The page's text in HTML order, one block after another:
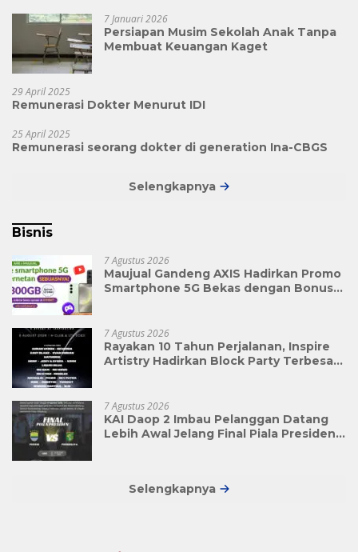
7 Januari 2026
Persiapan Musim Sekolah Anak Tanpa
Membuat Keuangan Kaget
29 April 2025
Remunerasi Dokter Menurut IDI
25 April 2025
Remunerasi seorang dokter di generation Ina-CBGS
Selengkapnya
Bisnis
7 Agustus 2026
Maujual Gandeng AXIS Hadirkan Promo
Smartphone 5G Bekas dengan Bonus
7 Agustus 2026
Rayakan 10 Tahun Perjalanan, Inspire
Artistry Hadirkan Block Party Terbesar
7 Agustus 2026
KAI Daop 2 Imbau Pelanggan Datang
Lebih Awal Jelang Final Piala Presiden
Selengkapnya